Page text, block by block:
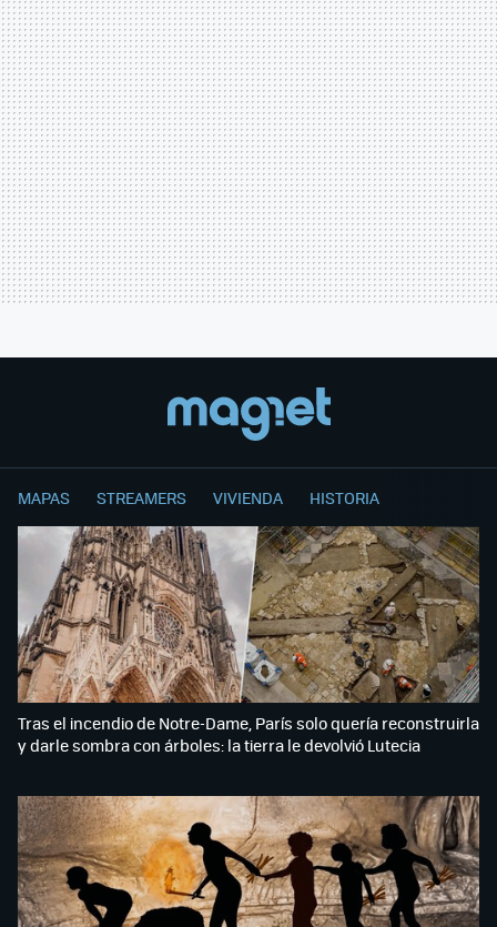
MAPAS STREAMERS VIVIENDA HISTORIA
Tras el incendio de Notre-Dame, París solo quería reconstruirla
y darle sombra con árboles: la tierra le devolvió Lutecia